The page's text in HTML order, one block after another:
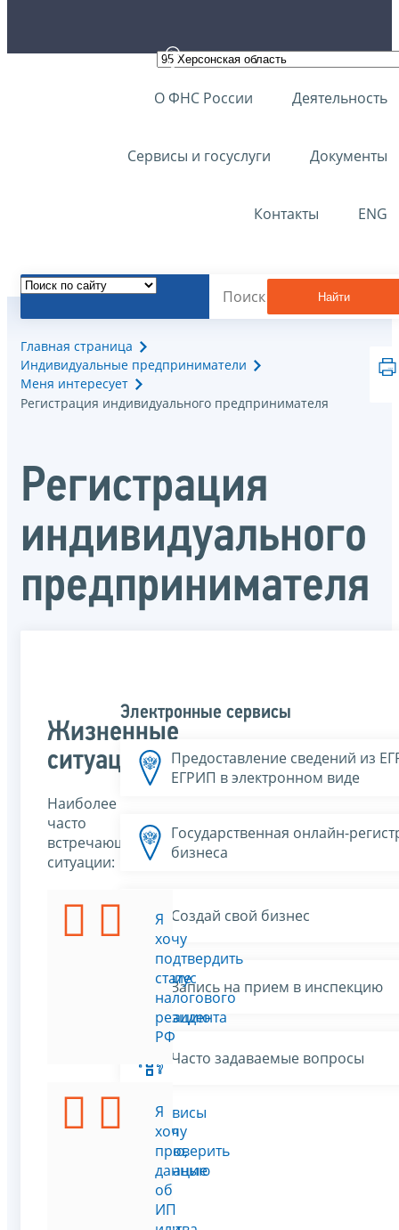
О ФНС России Деятельность
Сервисы и госуслуги Документы
Контакты ENG
Найти
Главная страница
Индивидуальные предприниматели
Меня интересует
Регистрация индивидуального предпринимателя
Регистрация
индивидуального
предпринимателя
Жизненные
ситуации
Наиболее
часто
встречающиеся
ситуации:
хочу
подать
заявление
регистрацию
изменил
фамилию,
регистрацию
месту
Я
хочу
подтвердить
статус
налогового
резидента
РФ
Я
хочу
проверить
данные
об
ИП
Электронные сервисы
Предоставление сведений из
ЕГРИП в электронном виде
Государственная онлайн-
бизнеса
Создай свой бизнес
Запись на прием в инспекцию
Часто задаваемые вопросы
Все сервисы